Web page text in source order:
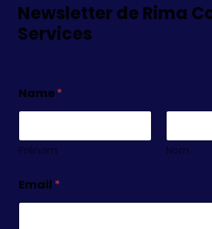
Newsletter de Rima
Services
Name*
Prénom Nom
Email *